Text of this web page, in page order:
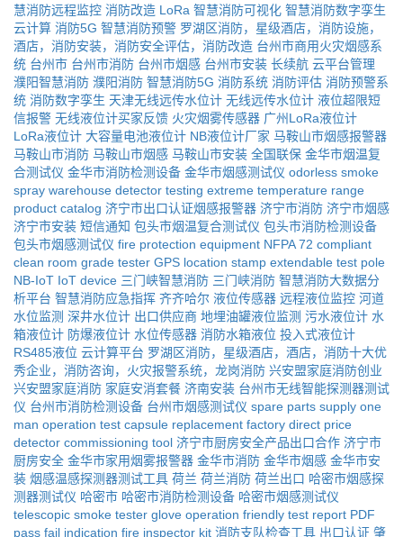
慧消防远程监控 消防改造 LoRa 智慧消防可视化 智慧消防数字孪生
云计算 消防5G 智慧消防预警 罗湖区消防，星级酒店，消防设施，
酒店，消防安装，消防安全评估，消防改造 台州市商用火灾烟感系
统 台州市 台州市消防 台州市烟感 台州市安装 长续航 云平台管理
濮阳智慧消防 濮阳消防 智慧消防5G 消防系统 消防评估 消防预警系
统 消防数字孪生 天津无线远传水位计 无线远传水位计 液位超限短
信报警 无线液位计买家反馈 火灾烟雾传感器 广州LoRa液位计
LoRa液位计 大容量电池液位计 NB液位计厂家 马鞍山市烟感报警器
马鞍山市消防 马鞍山市烟感 马鞍山市安装 全国联保 金华市烟温复
合测试仪 金华市消防检测设备 金华市烟感测试仪 odorless smoke
spray warehouse detector testing extreme temperature range
product catalog 济宁市出口认证烟感报警器 济宁市消防 济宁市烟感
济宁市安装 短信通知 包头市烟温复合测试仪 包头市消防检测设备
包头市烟感测试仪 fire protection equipment NFPA 72 compliant
clean room grade tester GPS location stamp extendable test pole
NB-IoT IoT device 三门峡智慧消防 三门峡消防 智慧消防大数据分
析平台 智慧消防应急指挥 齐齐哈尔 液位传感器 远程液位监控 河道
水位监测 深井水位计 出口供应商 地埋油罐液位监测 污水液位计 水
箱液位计 防爆液位计 水位传感器 消防水箱液位 投入式液位计
RS485液位 云计算平台 罗湖区消防，星级酒店，酒店，消防十大优
秀企业，消防咨询，火灾报警系统，龙岗消防 兴安盟家庭消防创业
兴安盟家庭消防 家庭安消套餐 济南安装 台州市无线智能探测器测试
仪 台州市消防检测设备 台州市烟感测试仪 spare parts supply one
man operation test capsule replacement factory direct price
detector commissioning tool 济宁市厨房安全产品出口合作 济宁市
厨房安全 金华市家用烟雾报警器 金华市消防 金华市烟感 金华市安
装 烟感温感探测器测试工具 荷兰 荷兰消防 荷兰出口 哈密市烟感探
测器测试仪 哈密市 哈密市消防检测设备 哈密市烟感测试仪
telescopic smoke tester glove operation friendly test report PDF
pass fail indication fire inspector kit 消防支队检查工具 出口认证 肇